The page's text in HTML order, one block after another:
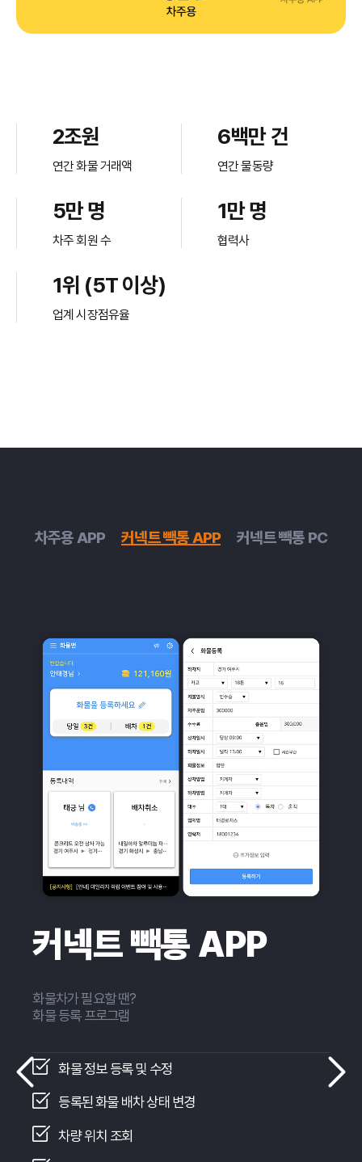
2조원
연간 화물 거래액
6백만 건
연간 물동량
5만 명
차주 회원 수
1만 명
협력사
1위 (5T 이상)
업계 시장점유율
차주용 APP 커넥트 빽통 APP 커넥트 빽통 PC
커넥트 빽통 APP
화물차가 필요할 땐?
화물 등록 프로그램
화물 정보 등록 및 수정
등록된 화물 배차 상태 변경
차량 위치 조회